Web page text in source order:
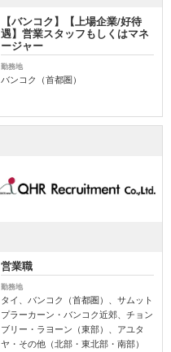
【バンコク】【上場企業/好待
遇】営業スタッフもしくはマネ
ージャー
勤務地
バンコク（首都圏）
営業職
勤務地
タイ、バンコク（首都圏）、サムット
プラーカーン・バンコク近郊、チョン
ブリー・ラヨーン（東部）、アユタ
ヤ・その他（北部・東北部・南部）